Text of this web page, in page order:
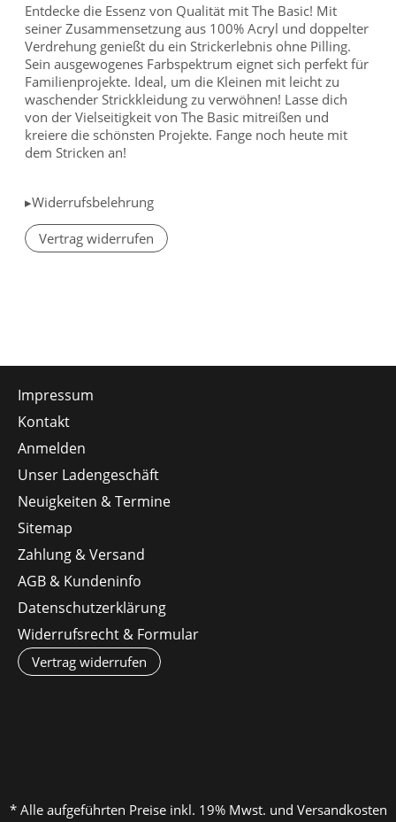
Entdecke die Essenz von Qualität mit The Basic! Mit
seiner Zusammensetzung aus 100% Acryl und doppelter
Verdrehung genießt du ein Strickerlebnis ohne Pilling.
Sein ausgewogenes Farbspektrum eignet sich perfekt für
Familienprojekte. Ideal, um die Kleinen mit leicht zu
waschender Strickkleidung zu verwöhnen! Lasse dich
von der Vielseitigkeit von The Basic mitreißen und
kreiere die schönsten Projekte. Fange noch heute mit
dem Stricken an!
▸Widerrufsbelehrung
Vertrag widerrufen
Impressum
Kontakt
Anmelden
Unser Ladengeschäft
Neuigkeiten & Termine
Sitemap
Zahlung & Versand
AGB & Kundeninfo
Datenschutzerklärung
Widerrufsrecht & Formular
Vertrag widerrufen
* Alle aufgeführten Preise inkl. 19% Mwst. und Versandkosten